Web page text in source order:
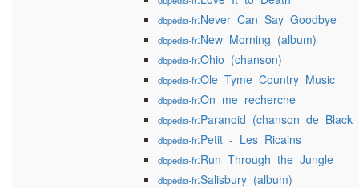
dbpedia-fr:Never_Can_Say_Goodbye
dbpedia-fr:New_Morning_(album)
dbpedia-fr:Ohio_(chanson)
dbpedia-fr:Ole_Tyme_Country_Music
dbpedia-fr:On_me_recherche
dbpedia-fr
dbpedia-fr:Petit_-_Les_Ricains
dbpedia-fr:Run_Through_the_Jungle
dbpedia-fr:Salisbury_(album)